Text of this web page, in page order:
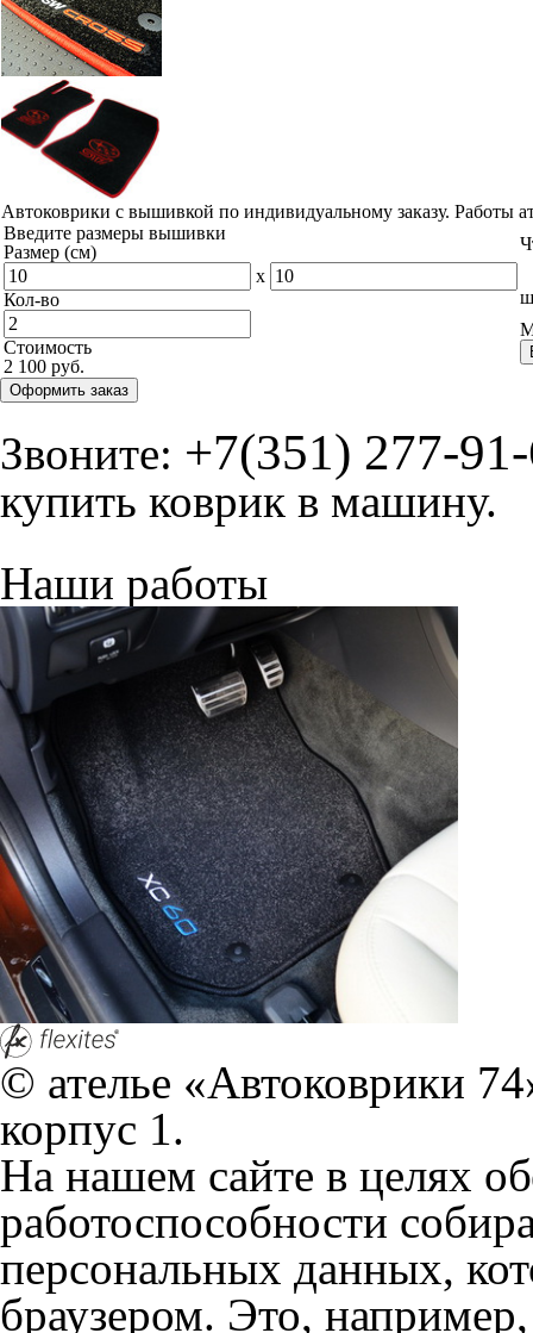
Автоковрики с вышивкой по индивидуальному заказу. Работы
Введите размеры вышивки
Размер (см)
x
Кол-во
Стоимость
2 100 руб.
Оформить заказ
Звоните: +7(351) 277-
купить коврик в машину.
Наши работы
© ателье «Автоковрики
корпус 1.
На нашем сайте в целях
работоспособности
персональных данных,
браузером. Это,
и т.д. Если Вы
согласие на обработку